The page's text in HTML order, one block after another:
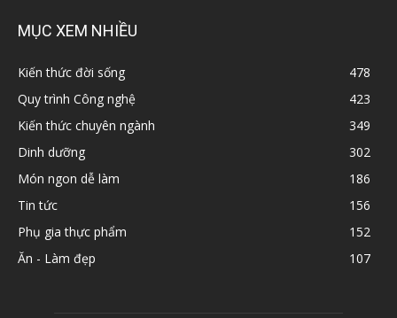
MỤC XEM NHIỀU
Kiến thức đời sống
478
Quy trình Công nghệ
423
Kiến thức chuyên ngành
349
Dinh dưỡng
302
Món ngon dễ làm
186
Tin tức
156
Phụ gia thực phẩm
152
Ăn - Làm đẹp
107